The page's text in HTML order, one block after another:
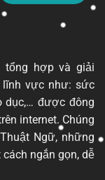
tổng hợp và giải
lĩnh vực như: sức
dục,… được đông
internet. Chúng
Ngữ, những
ngắn gọn, dễ